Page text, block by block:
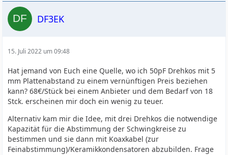
DF3EK
15. Juli 2022 um 09:48
Hat jemand von Euch eine Quelle, wo ich 50pF Drehkos mit 5
mm Plattenabstand zu einem vernünftigen Preis beziehen
kann? 68€/Stück bei einem Anbieter und dem Bedarf von 18
Stck. erscheinen mir doch ein wenig zu teuer.
Alternativ kam mir die Idee, mit drei Drehkos die notwendige
Kapazität für die Abstimmung der Schwingkreise zu
bestimmen und sie dann mit Koaxkabel (zur
Feinabstimmung)/Keramikkondensatoren abzubilden. Frage